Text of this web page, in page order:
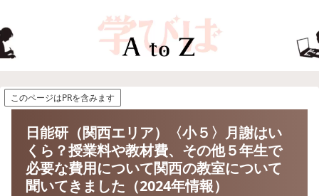
このページはPRを含みます
日能研（関西エリア）〈小５〉月謝はい
くら？授業料や教材費、その他５年生で
必要な費用について関西の教室について
聞いてきました（2024年情報）